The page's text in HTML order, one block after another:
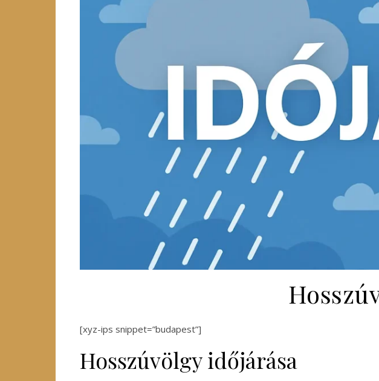
[xyz-ips snippet=”budapest”]
Hosszúvölgy időjárása